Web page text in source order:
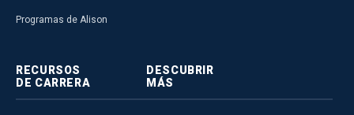
Programas de Alison
RECURSOS
DE CARRERA
DESCUBRIR
MÁS